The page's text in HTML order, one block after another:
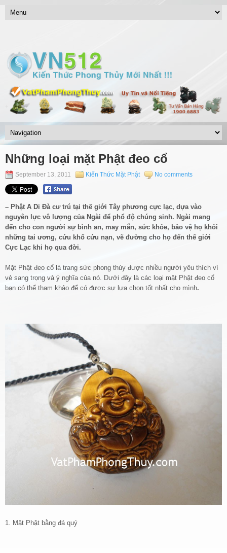
Những loại mặt Phật đeo cổ
September 13, 2011 Kiến Thức Mặt Phật No comments
– Phật A Di Đà cư trú tại thế giới Tây phương cực lạc, dựa vào
nguyên lực vô lượng của Ngài để phổ độ chúng sinh. Ngài mang
đến cho con người sự bình an, may mắn, sức khỏe, bảo vệ họ khỏi
những tai ương, cứu khổ cứu nạn, vẽ đường cho họ đến thế giới
Cực Lạc khi họ qua đời.
Mặt Phật đeo cổ là trang sức phong thủy được nhiều người yêu thích vì
vẻ sang trọng và ý nghĩa của nó. Dưới đây là các loại mặt Phật đeo cổ
bạn có thể tham khảo để có được sự lựa chọn tốt nhất cho mình.
1. Mặt Phật bằng đá quý